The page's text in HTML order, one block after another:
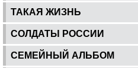
ТАКАЯ ЖИЗНЬ
СОЛДАТЫ РОССИИ
СЕМЕЙНЫЙ АЛЬБОМ